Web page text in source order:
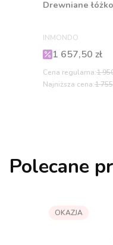
Drewniane
PRODUCENT
INMONDO
Cena
1 657,50 zł
Cena regularna:1
Najniższa cena:1
Polecane
OKAZJA